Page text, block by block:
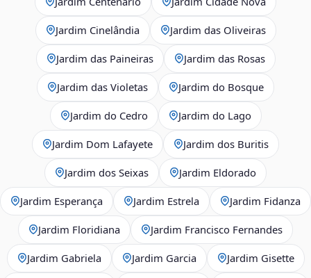
Jardim Cinelândia Jardim das Oliveiras
Jardim das Paineiras Jardim das Rosas
Jardim das Violetas Jardim do Bosque
Jardim do Cedro Jardim do Lago
Jardim Dom Lafayete Jardim dos Buritis
Jardim dos Seixas Jardim Eldorado
Jardim Esperança Jardim Estrela Jardim Fidanza
Jardim Floridiana Jardim Francisco Fernandes
Jardim Gabriela Jardim Garcia Jardim Gisette